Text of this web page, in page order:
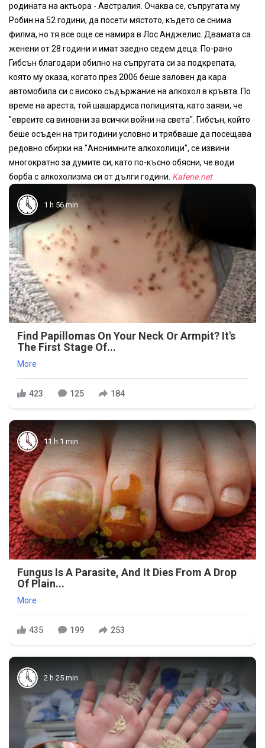
родината на актьора - Австралия. Очаква се, съпругата му
Робин на 52 години, да посети мястото, където се снима
филма, но тя все още се намира в Лос Анджелис. Двамата са
женени от 28 години и имат заедно седем деца. По-рано
Гибсън благодари обилно на съпругата си за подкрепата,
която му оказа, когато през 2006 беше заловен да кара
автомобила си с високо съдържание на алкохол в кръвта. По
време на ареста, той шашардиса полицията, като заяви, че
"евреите са виновни за всички войни на света". Гибсън, който
беше осъден на три години условно и трябваше да посещава
редовно сбирки на "Анонимните алкохолици", се извини
многократно за думите си, като по-късно обясни, че води
борба с алкохолизма си от дълги години. Kafene.net
1 h 56 min
Find Papillomas On Your Neck Or Armpit? It's
The First Stage Of...
More
423 125 184
11 h 1 min
Fungus Is A Parasite, And It Dies From A Drop
Of Plain...
More
435 199 253
2 h 25 min